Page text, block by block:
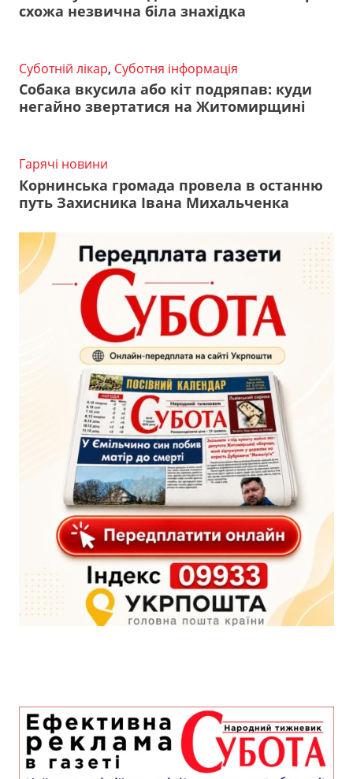
схожа незвична біла знахідка
Суботній лікар, Суботня інформація
Собака вкусила або кіт подряпав: куди
негайно звертатися на Житомирщині
Гарячі новини
Корнинська громада провела в останню
путь Захисника Івана Михальченка